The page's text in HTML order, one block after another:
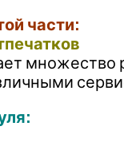
части:
множество